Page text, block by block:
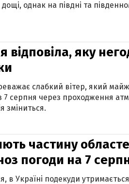
однак на півдні та
яку
слабкий вітер, який
7 серпня через проходження
зміниться.
частину
погоди на 7
в Україні подекуди